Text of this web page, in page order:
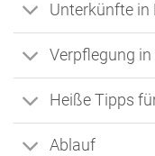
Unterkünfte in
Verpflegung
Heiße Tipps
Ablauf